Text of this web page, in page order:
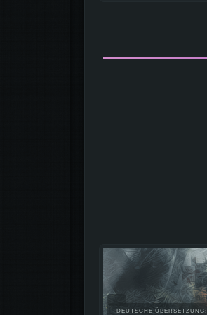
DEUTSCHE ÜBERSETZUNG: